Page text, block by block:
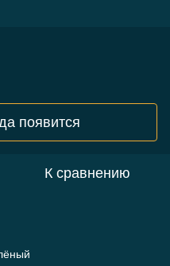
появится
К сравнению